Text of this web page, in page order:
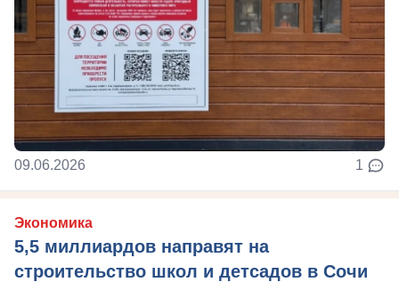
09.06.2026 1
Экономика
5,5 миллиардов направят на
строительство школ и детсадов в Сочи